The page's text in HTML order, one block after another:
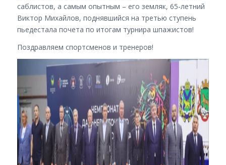
саблистов, а самым опытным – его земляк, 65-летний
Виктор Михайлов, поднявшийся на третью ступень
пьедестала почета по итогам турнира шпажистов!
Поздравляем спортсменов и тренеров!